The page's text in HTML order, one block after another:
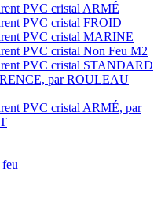
PVC cristal ARMÉ
PVC cristal FROID
PVC cristal MARINE
PVC cristal Non Feu M2
PVC cristal STANDARD
par ROULEAU
PVC cristal ARMÉ, par